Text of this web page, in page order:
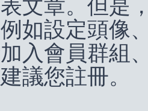
文章。但是
如設定頭像
入會員群組
議您註冊。